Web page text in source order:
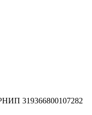
319366800107282